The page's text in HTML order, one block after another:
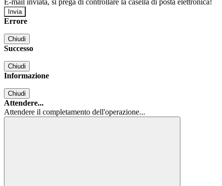
E-mail inviata, si prega di controllare la casella di posta elettronica!
Errore
Chiudi
Successo
Chiudi
Informazione
Chiudi
Attendere...
Attendere il completamento dell'operazione...